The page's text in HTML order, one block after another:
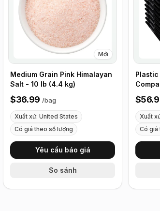
Mới
Medium Grain Pink Himalayan
Salt - 10 lb (4.4 kg)
$36.99 /bag
Xuất xứ: United States
Có giá theo số lượng
Yêu cầu báo giá
So sánh
with
Xuất
Có giá